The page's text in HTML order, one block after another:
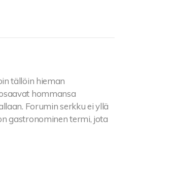
tällöin hieman
hommansa
Forumin serkku ei yllä
gastronominen termi, jota